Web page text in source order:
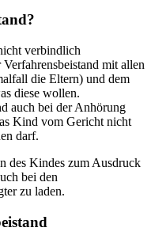
verbindlich
mit allen
die Eltern) und dem
diese wollen.
auch bei der Anhörung
Kind vom Gericht nicht
darf.
des Kindes zum Ausdruck
bei den
zu laden.